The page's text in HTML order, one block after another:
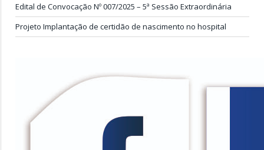
Edital de Convocação Nº 007/2025 – 5ª Sessão Extraordinária
Projeto Implantação de certidão de nascimento no hospital